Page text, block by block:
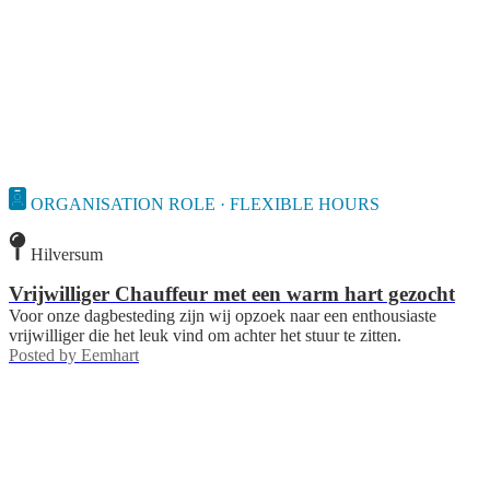
ORGANISATION ROLE · FLEXIBLE HOURS
Hilversum
Vrijwilliger Chauffeur met een warm hart gezocht
Voor onze dagbesteding zijn wij opzoek naar een enthousiaste
vrijwilliger die het leuk vind om achter het stuur te zitten.
Posted by Eemhart